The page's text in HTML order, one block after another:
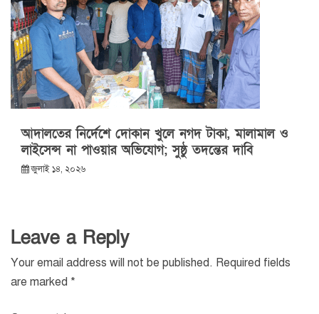
আদালতের নির্দেশে দোকান খুলে নগদ টাকা, মালামাল ও
লাইসেন্স না পাওয়ার অভিযোগ; সুষ্ঠু তদন্তের দাবি
জুলাই ১৪, ২০২৬
Leave a Reply
Your email address will not be published. Required fields
are marked *